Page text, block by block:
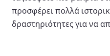
προσφέρει πολλά
δραστηριότητες για να